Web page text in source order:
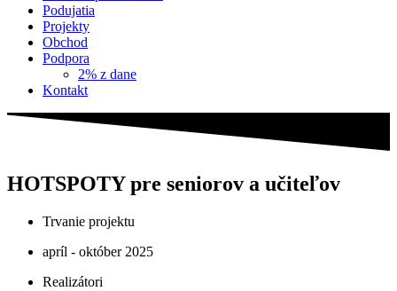
Podujatia
Projekty
Obchod
Podpora
2% z dane
Kontakt
HOTSPOTY pre seniorov a učiteľov
Trvanie projektu
apríl - október 2025
Realizátori